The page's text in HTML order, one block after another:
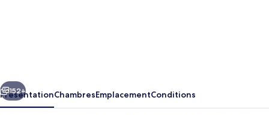
Suivant
152+
PrésentationChambresEmplacementConditions